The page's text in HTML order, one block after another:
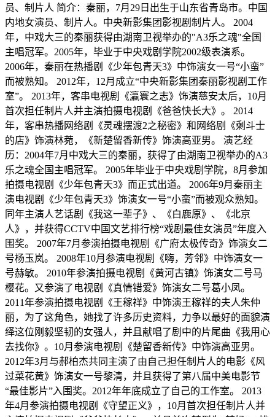
员、制片人 简介：秦丽，7月29日出生于山东省青岛市。中国
内地女演员、制片人。中央新影集团影视剧制片人。 2004
年，中戏大三的秦丽获得由湖南卫视举办的"A3乐之魂"全国
主唱冠军。2005年，毕业于中央戏剧学院2002级表演系。
2006年，秦丽在热播剧《少年包青天3》中饰演女一号“小蛮”
而被熟知。 2012年，12月成立“中央新影集团秦丽影视剧工作
室”。 2013年，客串电视剧《瀛寰之志》饰演慈安太后，10月
首次担任制片人并主演拍摄电视剧《爸爸快长大》。 2014
年，客串热播网络剧《灵魂摆渡2之秘密》和网络剧《剩斗士
的店》饰演林菀，《新楚留香新传》饰演高亚男。 演艺经
历：2004年7月中戏大三的秦丽，获得了由湖南卫视举办的A3
乐之魂全国主唱冠军。 2005年毕业于中央戏剧学院，8月参加
拍摄电视剧《少年包青天3》而正式出道。 2006年9月秦丽主
演电视剧《少年包青天3》饰演女一号“小蛮”而被观众熟知。
同年主演人艺话剧《我这一辈子》、《白鹿原》、《北京
人》，并获得CCTV中国文艺排行榜“戏剧最佳女演员”年度入
围奖。 2007年7月参演拍摄电视剧《广府太极传奇》饰演女二
号杨玉岚。 2008年10月参演电视剧《嗨，芳邻》中饰演女一
号赫敏。 2010年参演拍摄电视剧《黄河古镇》饰演女二号马
樱花。又参演了电视剧《真情错爱》饰演女二号葛小凤。
2011年参演拍摄电视剧《王稼祥》中饰演王稼祥的夫人朱仲
丽，为了这角色，她找了许多历史资料，力争以最好的面貌演
绎这位刚毅坚韧的女强人，并且献唱了剧中的片尾曲《我用心
去找你》。10月参演电视剧《楚留香新传》中饰演高亚男。
2012年3月与郝柏杰共同主演了由自己担任制片人的电影《风
过菜花黄》饰演女一号黎清，并且获得了第八届中美电影节
“最佳影片”入围奖。2012年年底成立了自己的工作室。 2013
年4月参演拍摄电视剧《守望正义》，10月首次担任制片人并